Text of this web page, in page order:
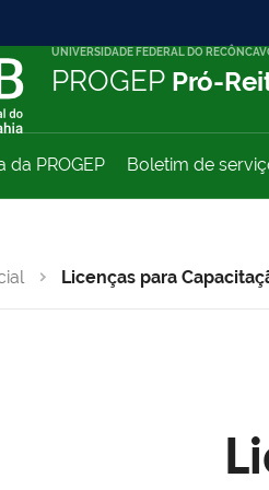
UNIVERSIDADE FEDERAL DO
PROGEP Pró-
da PROGEP Boletim de
Licenças para